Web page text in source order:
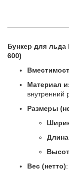
Бункер для льда
600)
Материал
внутренний
Размеры
Длина
Вес (нетто)